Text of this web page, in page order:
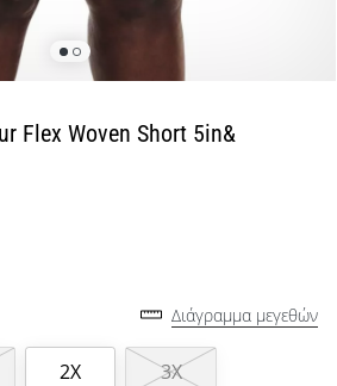
Flex Woven Short 5in&
Διάγραμμα μεγεθών
2X 3X